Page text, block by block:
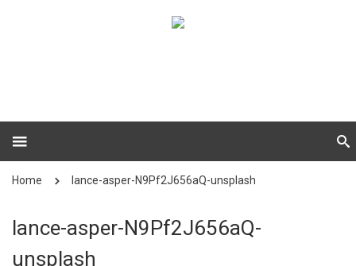
Home lance-asper-N9Pf2J656aQ-unsplash
lance-asper-N9Pf2J656aQ-
unsplash